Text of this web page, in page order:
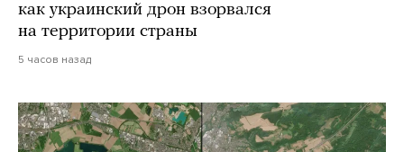
как украинский дрон взорвался
на территории страны
5 часов назад